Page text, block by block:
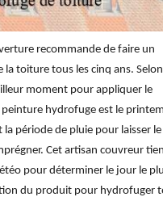
recommande de faire un
toiture tous les cinq ans.
moment pour appliquer le
hydrofuge est le
période de pluie pour laisser le
Cet artisan couvreur
pour déterminer le jour le
du produit pour hydrofuger